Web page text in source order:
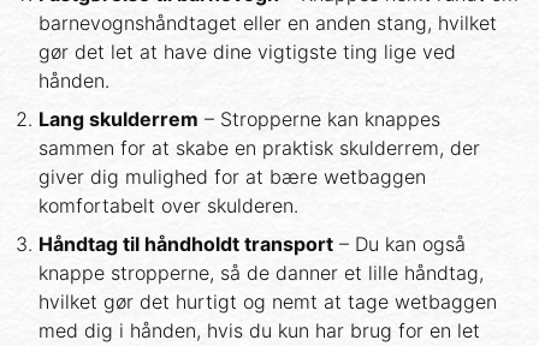
barnevognshåndtaget eller en anden stang, hvilket
gør det let at have dine vigtigste ting lige ved
hånden.
Lang skulderrem – Stropperne kan knappes
sammen for at skabe en praktisk skulderrem, der
giver dig mulighed for at bære wetbaggen
komfortabelt over skulderen.
Håndtag til håndholdt transport – Du kan også
knappe stropperne, så de danner et lille håndtag,
hvilket gør det hurtigt og nemt at tage wetbaggen
med dig i hånden, hvis du kun har brug for en let